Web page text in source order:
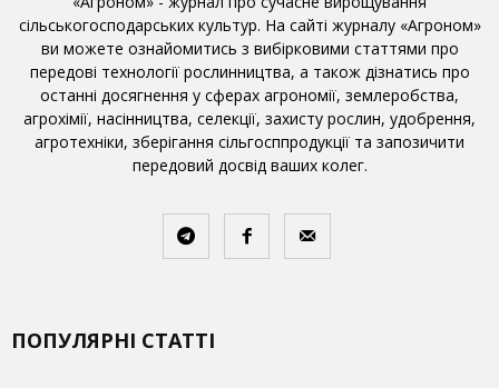
сільськогосподарських культур. На сайті журналу «Агроном»
ви можете ознайомитись з вибірковими статтями про
передові технології рослинництва, а також дізнатись про
останні досягнення у сферах агрономії, землеробства,
агрохімії, насінництва, селекції, захисту рослин, удобрення,
агротехніки, зберігання сільгосппродукції та запозичити
передовий досвід ваших колег.
ПОПУЛЯРНІ СТАТТІ